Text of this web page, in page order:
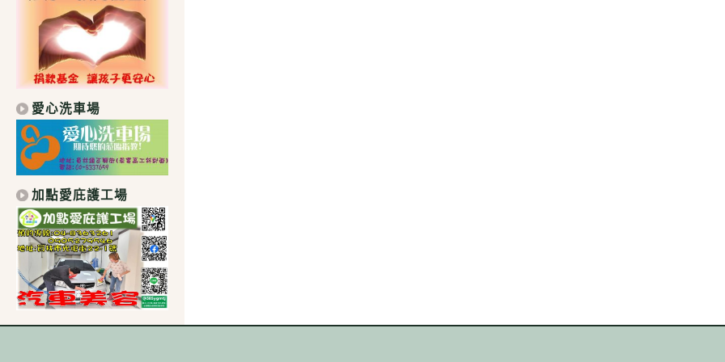
愛心洗車場
加點愛庇護工場